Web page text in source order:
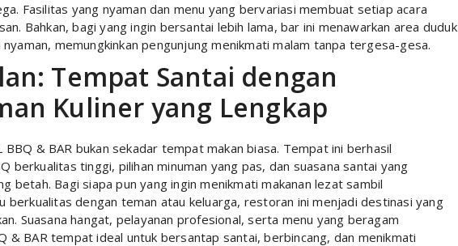
Fasilitas yang nyaman dan menu yang bervariasi membuat setiap acara
Bahkan, bagi yang ingin bersantai lebih lama, bar ini menawarkan area duduk
nyaman, memungkinkan pengunjung menikmati malam tanpa tergesa-gesa.
Tempat Santai dengan
Kuliner yang Lengkap
BBQ & BAR bukan sekadar tempat makan biasa. Tempat ini berhasil
berkualitas tinggi, pilihan minuman yang pas, dan suasana santai yang
betah. Bagi siapa pun yang ingin menikmati makanan lezat sambil
berkualitas dengan teman atau keluarga, restoran ini menjadi destinasi yang
Suasana hangat, pelayanan profesional, serta menu yang beragam
& BAR tempat ideal untuk bersantap santai, berbincang, dan menikmati